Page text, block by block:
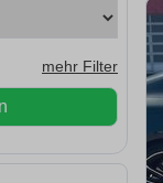
mehr Filter